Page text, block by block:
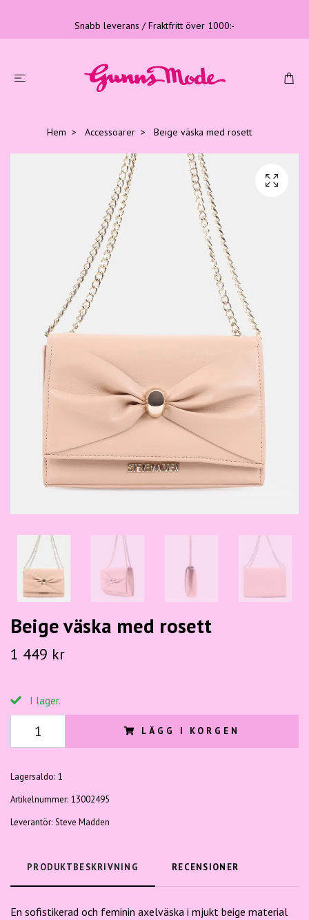
Snabb leverans / Fraktfritt över 1000:-
Hem Accessoarer Beige väska med rosett
Beige väska med rosett
1 449 kr
I lager.
LÄGG I KORGEN
Lagersaldo: 1
Artikelnummer: 13002495
Leverantör: Steve Madden
PRODUKTBESKRIVNING RECENSIONER
En sofistikerad och feminin axelväska i mjukt beige material